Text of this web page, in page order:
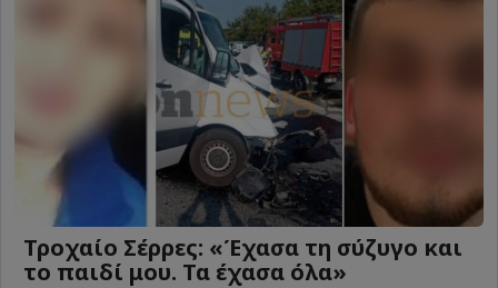
Τροχαίο Σέρρες: «Έχασα τη σύζυγο και
το παιδί μου. Τα έχασα όλα»